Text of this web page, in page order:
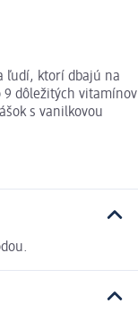
ľudí, ktorí dbajú na
9 dôležitých vitamínov
s vanilkovou